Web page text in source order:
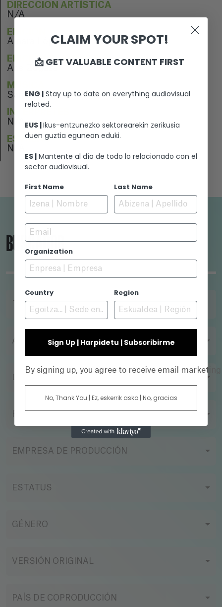
DIRECCIÓN ARTÍSTICA
N/A
EDICIÓN
Ainara López
EDICIÓN DE SONIDO
Ane Zugaza
MÚSICA
Santi Ibarretxe
INTÉRPRETES
N/A
ESTRENO
N/A
BUSCADOR
TÍTULO
AÑO
FORMATO DE FILMACIÓN
EMPRESA DE PRODUCCIÓN
ESTATUS
GÉNERO
VERSIÓN ORIGINAL
PAÍS DE COPRODUCCIÓN
CLAIM YOUR SPOT!
📩 GET VALUABLE CONTENT FIRST
ENG | Stay up to date on everything audiovisual
related.
EUS |Ikus-entzunezko sektorearekin zerikusia
duen guztia egunean eduki.
ES | Mantente al día de todo lo relacionado con el
sector audiovisual.
First Name Last Name
Email
Organization
Country Region
Sign Up | Harpidetu | Subscribirme
By signing up, you agree to receive email
No, Thank You | Ez, eskerrik asko | No, gracias